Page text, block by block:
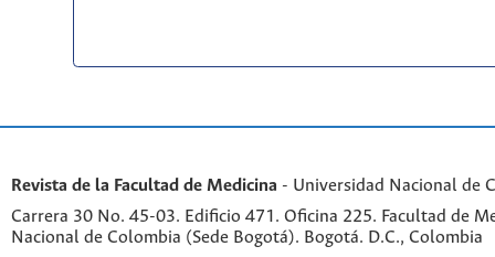
Revista de la Facultad de Medicina - Universidad Nacional de
Carrera 30 No. 45-03. Edificio 471. Oficina 225. Facultad de
Nacional de Colombia (Sede Bogotá). Bogotá. D.C., Colombia